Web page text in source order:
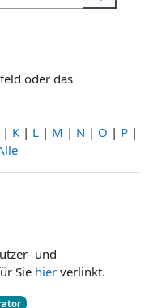
Suchen
oder das
| K | L | M | N | O | P |
und
Sie hier verlinkt.